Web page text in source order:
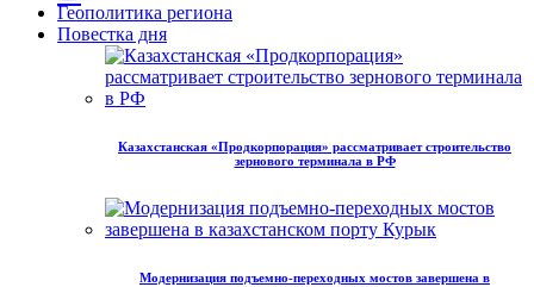
Геополитика региона
Повестка дня
Казахстанская «Продкорпорация» рассматривает строительство
зернового терминала в РФ
Модернизация подъемно-переходных мостов завершена в